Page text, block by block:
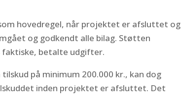
hovedregel, når projektet er afsluttet og
og godkendt alle bilag. Støtten
betalte udgifter.
på minimum 200.000 kr., kan dog
inden projektet er afsluttet. Det